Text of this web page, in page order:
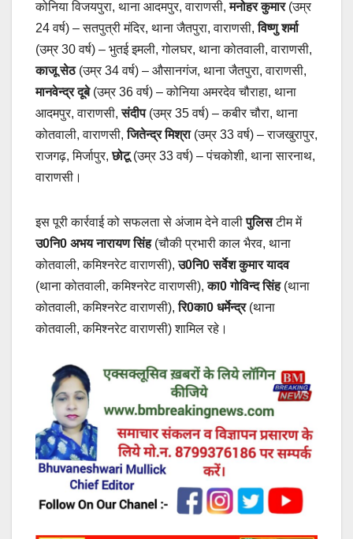
कोनिया विजयपुरा, थाना आदमपुर, वाराणसी,मनोहर कुमार(उम्र
24 वर्ष) – सतपुत्री मंदिर, थाना जैतपुरा, वाराणसी,विष्णु शर्मा
(उम्र 30 वर्ष) – भुतई इमली, गोलघर, थाना कोतवाली, वाराणसी,
काजू सेठ(उम्र 34 वर्ष) – औसानगंज, थाना जैतपुरा, वाराणसी,
मानवेन्द्र दूबे(उम्र 36 वर्ष) – कोनिया अमरदेव चौराहा, थाना
आदमपुर, वाराणसी,संदीप(उम्र 35 वर्ष) – कबीर चौरा, थाना
कोतवाली, वाराणसी,जितेन्द्र मिश्रा(उम्र 33 वर्ष) – राजखुरापुर,
राजगढ़, मिर्जापुर,छोटू(उम्र 33 वर्ष) – पंचकोशी, थाना सारनाथ,
वाराणसी।
इस पूरी कार्रवाई को सफलता से अंजाम देने वालीपुलिसटीम में
उ0नि0 अभय नारायण सिंह(चौकी प्रभारी काल भैरव, थाना
कोतवाली, कमिश्नरेट वाराणसी),उ0नि0 सर्वेश कुमार यादव
(थाना कोतवाली, कमिश्नरेट वाराणसी),का0 गोविन्द सिंह(थाना
कोतवाली, कमिश्नरेट वाराणसी),रि0का0 धर्मेन्द्र(थाना
कोतवाली, कमिश्नरेट वाराणसी) शामिल रहे।